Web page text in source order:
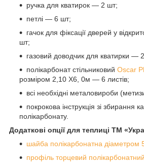
ручка для кватирок — 2 шт;
петлі — 6 шт;
гачок для фіксації дверей у
шт;
газовий доводчик для кватирки —
полікарбонат стільниковий Oscar
розміром 2,10 Х6, 0м — 6 листів;
всі необхідні металовироби
покрокова інструкція зі збирання
полікарбонату.
Додаткові опції для теплиці ТМ
шайба полікарбонатна діаметром
профіль торцевий